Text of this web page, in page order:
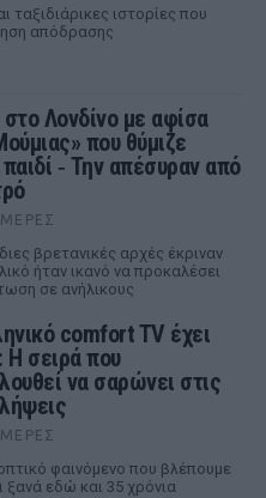
ταξιδιάρικες ιστορίες που
απόδρασης
Λονδίνο με αφίσα
που θύμιζε
‑ Την απέσυραν από
ΜΈΡΕΣ
βρετανικές αρχές έκριναν
ήταν ικανό να προκαλέσει
σε ανήλικους
comfort TV έχει
Η σειρά που
να σαρώνει στις
ΜΈΡΕΣ
φαινόμενο που βλέπουμε
ξανά εδώ και 35 χρόνια